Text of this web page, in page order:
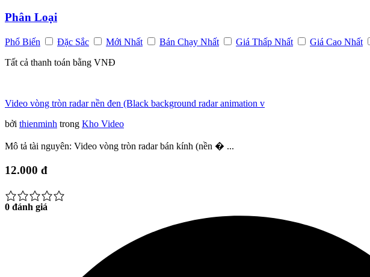
Phân Loại
Phổ Biến Đặc Sắc Mới Nhất Bán Chạy Nhất Giá Thấp Nhất
Giá Cao Nhất
Tất cả thanh toán bằng VNĐ
Video vòng tròn radar nền đen (Black background radar animation v
bởi thienminh trong Kho Video
Mô tả tài nguyên: Video vòng tròn radar bán kính (nền � ...
12.000 đ
0 đánh giá